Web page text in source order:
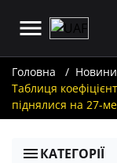
Головна Новини
Таблиця
піднялися на 27-
КАТЕГОРІЇ